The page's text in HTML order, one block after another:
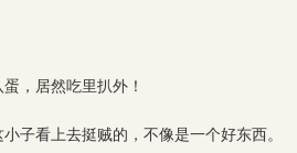
，居然吃里扒外！
子看上去挺贼的，不像是一个好东西。